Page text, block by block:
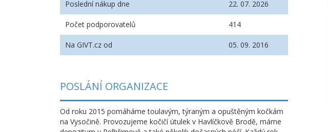
Poslední nákup dne 22. 07. 2026
Počet podporovatelů 414
Na GIVT.cz od 05. 09. 2016
POSLÁNÍ ORGANIZACE
Od roku 2015 pomáháme toulavým, týraným a opuštěným kočkám
na Vysočině. Provozujeme kočičí útulek v Havlíčkově Brodě, máme